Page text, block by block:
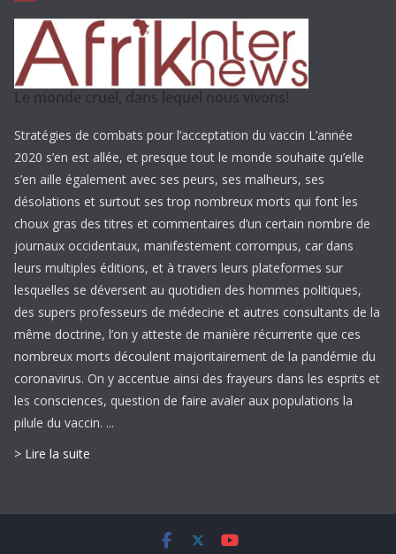
Le monde cruel, dans lequel nous vivons!
Stratégies de combats pour l’acceptation du vaccin L’année
2020 s’en est allée, et presque tout le monde souhaite qu’elle
s’en aille également avec ses peurs, ses malheurs, ses
désolations et surtout ses trop nombreux morts qui font les
choux gras des titres et commentaires d’un certain nombre de
journaux occidentaux, manifestement corrompus, car dans
leurs multiples éditions, et à travers leurs plateformes sur
lesquelles se déversent au quotidien des hommes politiques,
des supers professeurs de médecine et autres consultants de la
même doctrine, l’on y atteste de manière récurrente que ces
nombreux morts découlent majoritairement de la pandémie du
coronavirus. On y accentue ainsi des frayeurs dans les esprits et
les consciences, question de faire avaler aux populations la
pilule du vaccin. ...
> Lire la suite